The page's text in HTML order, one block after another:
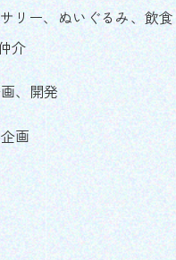
リー、ぬいぐるみ、飲食
介
、開発
画